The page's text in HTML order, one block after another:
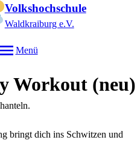
Volkshochschule
Waldkraiburg e.V.
Menü
Workout neu
bringt dich ins Schwitzen und